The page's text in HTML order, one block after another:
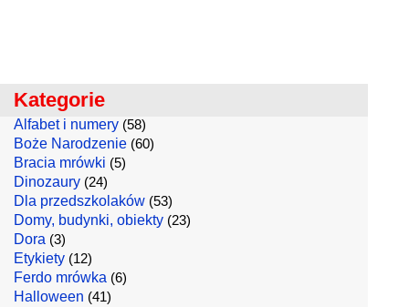
Kategorie
Alfabet i numery (58)
Boże Narodzenie (60)
Bracia mrówki (5)
Dinozaury (24)
Dla przedszkolaków (53)
Domy, budynki, obiekty (23)
Dora (3)
Etykiety (12)
Ferdo mrówka (6)
Halloween (41)